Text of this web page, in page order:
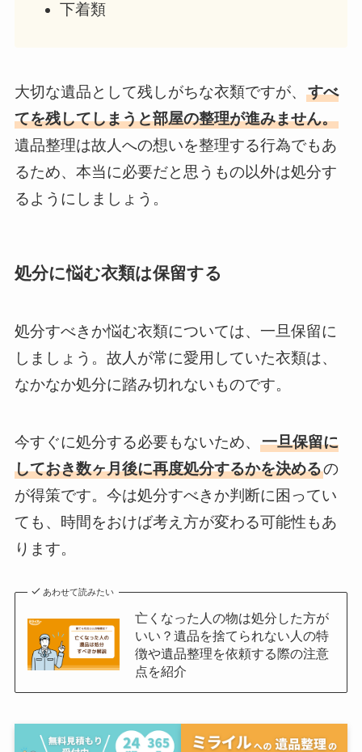
下着類
大切な遺品として残しがちな衣類ですが、 すべ
てを残してしまうと部屋の整理が進みません。
遺品整理は故人への想いを整理する行為でもあ
るため、本当に必要だと思うもの以外は処分す
るようにしましょう。
処分に悩む衣類は保留する
処分すべきか悩む衣類については、一旦保留に
しましょう。故人が常に愛用していた衣類は、
なかなか処分に踏み切れないものです。
今すぐに処分する必要もないため、 一旦保留に
しておき数ヶ月後に再度処分するかを決めるの
が得策です。今は処分すべきか判断に困ってい
ても、時間をおけば考え方が変わる可能性もあ
ります。
あわせて読みたい
亡くなった人の物は処分した方が
いい？遺品を捨てられない人の特
徴や遺品整理を依頼する際の注意
点を紹介